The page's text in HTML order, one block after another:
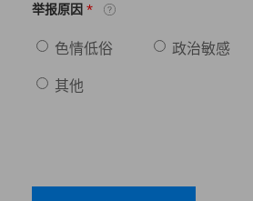
举报原因 *
色情低俗 政治敏感
其他